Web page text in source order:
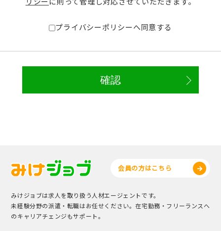
プライバシーポリシーへ同意する
会員の方はこちら
みけジョブは求人を取り扱う人材エージェントです。
未経験分野の派遣・転職はお任せください。在宅勤務・フリーランスへ
のキャリアチェンジもサポート。